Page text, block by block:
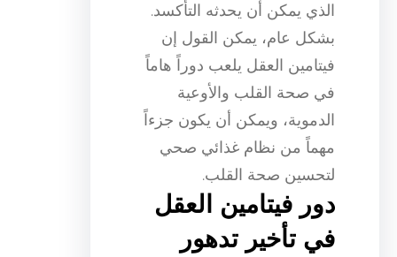
الذي يمكن أن يحدثه التأكسد.
بشكل عام، يمكن القول إن
فيتامين العقل يلعب دوراً هاماً
في صحة القلب والأوعية
الدموية، ويمكن أن يكون جزءاً
مهماً من نظام غذائي صحي
لتحسين صحة القلب.
دور فيتامين العقل
في تأخير تدهور